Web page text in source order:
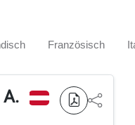
Französisch